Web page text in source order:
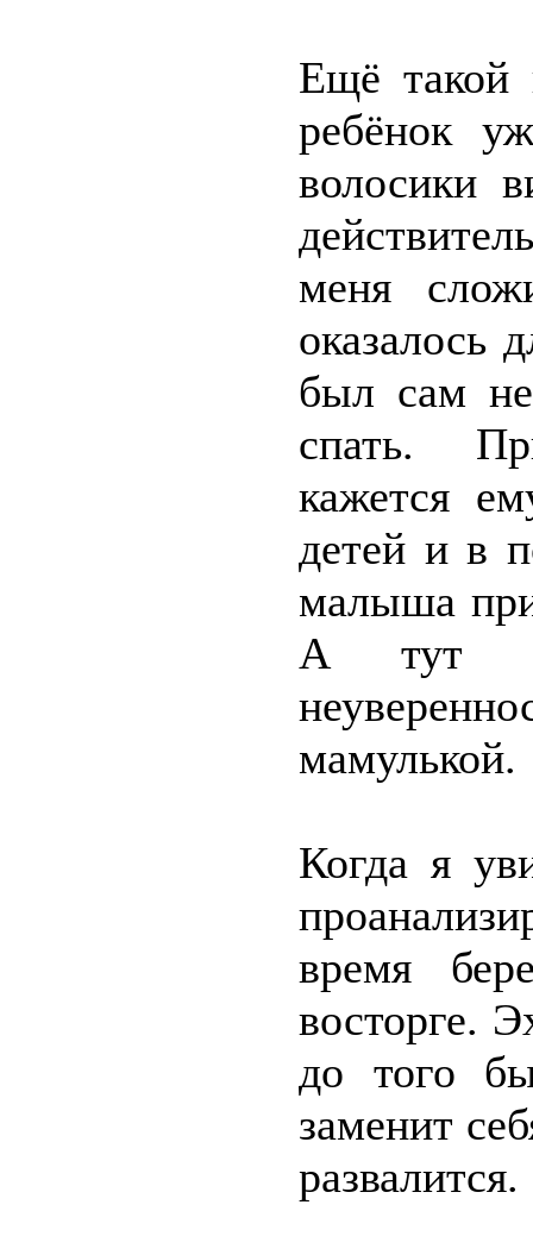
Ещё
ребёнок
волосики
меня
оказалось
был сам
спать.
кажется
детей и в
малыша
А тут
мамулькой.
Когда я
время
восторге.
до того
заменит
развалится.